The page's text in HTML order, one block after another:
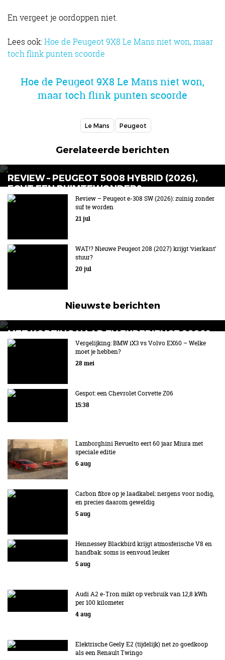
En vergeet je oordoppen niet.
Lees ook:Hoe de Peugeot 9X8 Le Mans niet won, maar
toch flink punten scoorde
Hoe de Peugeot 9X8 Le Mans niet won,
maar toch flink punten scoorde
Le Mans Peugeot
Gerelateerde berichten
REVIEW – PEUGEOT 5008 HYBRID (2026),
ECHT EEN RUIMTEWONDER?
Gul en zuinig tegelijk!Review – Peugeot e-308 SW (2026): zuinig zonder
suf te worden
21 jul
WAT!? Nieuwe Peugeot 208 (2027) krijgt ‘vierkant’
stuur?
20 jul
Nieuwste berichten
MET KORTING NAAR EV EXPERIENCE 2026?
AUTORAI REGELT HET!
EV Experience 2026 van 24 tot 26 september
Vergelijking: BMW iX3 vs Volvo EX60 – Welke
moet je hebben?
28 mei
Gespot: een Chevrolet Corvette Z06
15:38
Lamborghini Revuelto eert 60 jaar Miura met
speciale editie
6 aug
Carbon fibre op je laadkabel: nergens voor nodig,
en precies daarom geweldig
5 aug
Hennessey Blackbird krijgt atmosferische V8 en
handbak: soms is eenvoud leuker
5 aug
Audi A2 e-Tron mikt op verbruik van 12,8 kWh
per 100 kilometer
4 aug
Elektrische Geely E2 (tijdelijk) net zo goedkoop
als een Renault Twingo